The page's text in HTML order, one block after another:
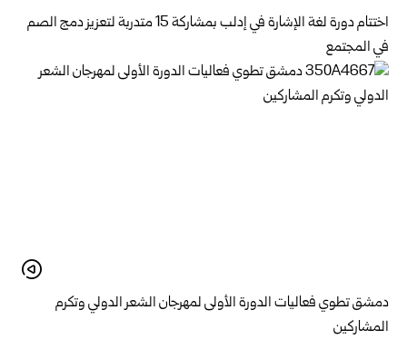
اختتام دورة لغة الإشارة في إدلب بمشاركة 15 متدربة لتعزيز دمج الصم
في المجتمع
دمشق تطوي فعاليات الدورة الأولى لمهرجان الشعر الدولي وتكرم
المشاركين